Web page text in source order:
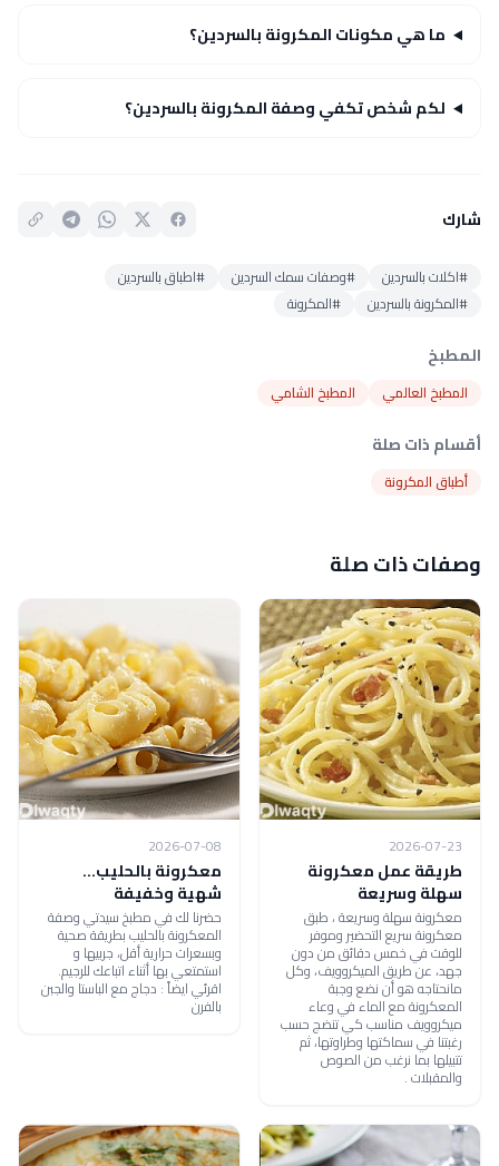
ما هي مكونات المكرونة بالسردين؟
لكم شخص تكفي وصفة المكرونة بالسردين؟
شارك
#اكلات بالسردين #وصفات سمك السردين
#اطباق بالسردين
#المكرونة بالسردين
#المكرونة
المطبخ
المطبخ العالمي المطبخ الشامي
أقسام ذات صلة
أطباق المكرونة
وصفات ذات صلة
2026-07-23
طريقة عمل معكرونة
سهلة وسريعة
معكرونة سهلة وسريعة ، طبق
معكرونة سريع التحضير وموفر
للوقت في خمس دقائق من دون
جهد، عن طريق الميكروويف، وكل
مانحتاجه هو أن نضع وجبة
المعكرونة مع الماء في وعاء
ميكروويف مناسب كي تنضج حسب
رغبتنا في سماكتها وطراوتها، ثم
تتبيلها بما نرغب من الصوص
والمقبلات .
2026-07-08
معكرونة بالحليب...
شهية وخفيفة
حضرنا لك في مطبخ سيدتي وصفة
المعكرونة بالحليب بطريقة صحية
وبسعرات حرارية أقل، جربيها و
استمتعي بها أثناء اتباعك للرجيم.
اقرئي ايضاً : دجاج مع الباستا والجبن
بالفرن